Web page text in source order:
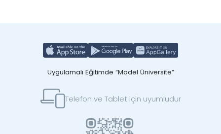
Uygulamalı Eğitimde “Model Üniversite”
Telefon ve Tablet için uyumludur